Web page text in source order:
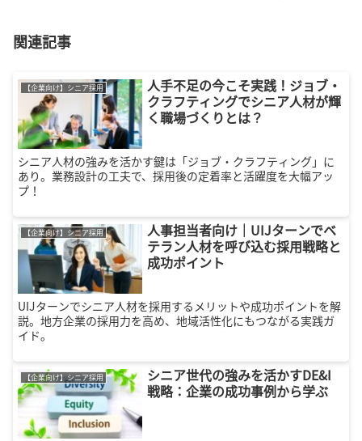
関連記事
【企業向け】シニア採用
人手不足の今こそ実践！ジョブ・
クラフティングでシニア人材が輝
く職場づくりとは？
シニア人材の強みを活かす鍵は「ジョブ・クラフティング」に
あり。業務設計の工夫で、採用後の定着率と活躍度を大幅アッ
プ！
【企業向け】シニア採用
人事担当者向け｜UIJターンでベ
テラン人材を呼び込む採用戦略と
成功ポイント
UIJターンでシニア人材を採用するメリットや成功ポイントを解
説。地方企業の採用力を高め、地域活性化にもつながる実践ガ
イド。
【企業向け】シニア採用
シニア世代の強みを活かすDE&I
戦略：企業の成功事例から学ぶ